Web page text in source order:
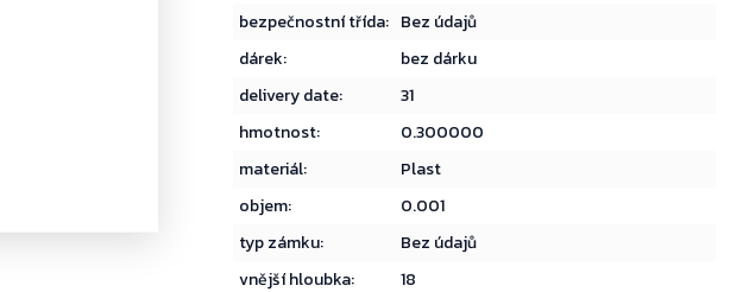
bezpečnostní třída: Bez údajů
dárek:
bez dárku
delivery date:
31
hmotnost:
0.300000
materiál:
Plast
objem:
0.001
typ zámku:
Bez údajů
vnější hloubka:
18